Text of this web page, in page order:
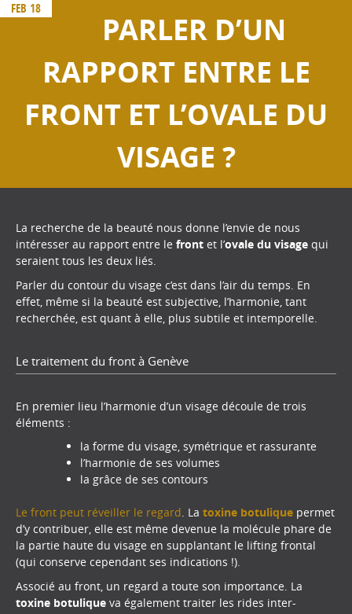
FEB 18
PARLER D’UN
RAPPORT ENTRE LE
FRONT ET L’OVALE DU
VISAGE ?
La recherche de la beauté nous donne l’envie de nous
intéresser au rapport entre le front et l’ovale du visage qui
seraient tous les deux liés.
Parler du contour du visage c’est dans l’air du temps. En
effet, même si la beauté est subjective, l’harmonie, tant
recherchée, est quant à elle, plus subtile et intemporelle.
Le traitement du front à Genève
En premier lieu l’harmonie d’un visage découle de trois
éléments :
la forme du visage, symétrique et rassurante
l’harmonie de ses volumes
la grâce de ses contours
Le front peut réveiller le regard. La toxine botulique permet
d’y contribuer, elle est même devenue la molécule phare de
la partie haute du visage en supplantant le lifting frontal
(qui conserve cependant ses indications !).
Associé au front, un regard a toute son importance. La
toxine botulique va également traiter les rides inter-